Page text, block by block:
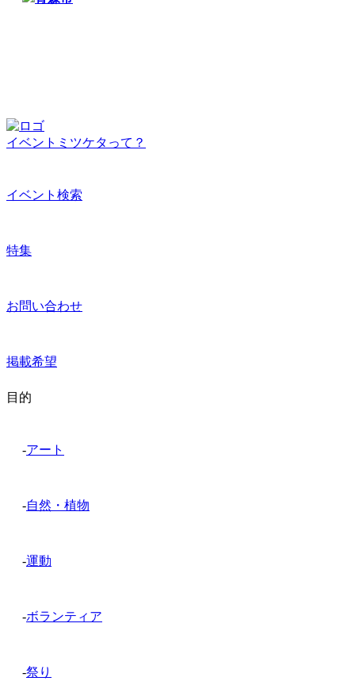
イベントミツケタって？
イベント検索
特集
お問い合わせ
掲載希望
目的
-アート
-自然・植物
-運動
-ボランティア
-祭り